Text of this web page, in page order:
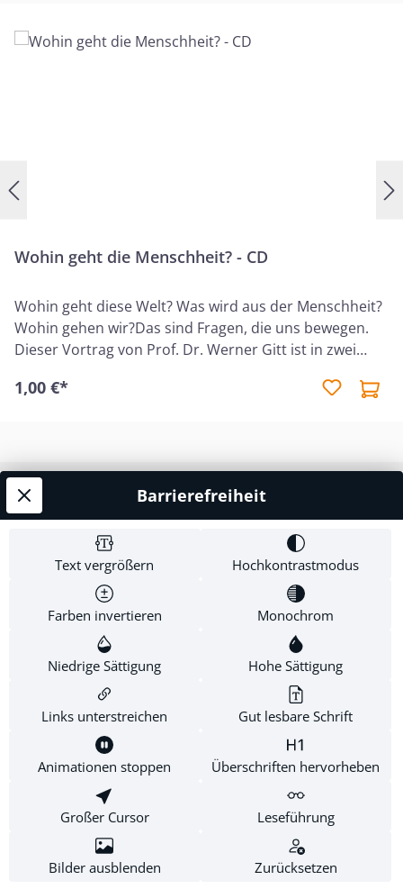
Wohin geht die Menschheit? - CD
Wohin geht diese Welt? Was wird aus der Menschheit?
Wohin gehen wir?Das sind Fragen, die uns bewegen.
Dieser Vortrag von Prof. Dr. Werner Gitt ist in zwei
Wissenschaft über unsere Zukunft sagt. Dann zeigt er
Verteil-CD eignet sich hervorragend zum Weitergeben!
Audio-CD in Papphülle, Vortrag, Laufzeit: 70 Minuten.
1,00 €*
Service-Hotline
Shop Service
Informationen
Newsletter
Text vergrößern Hochkontrastmodus
Farben invertieren Monochrom
Niedrige Sättigung Hohe Sättigung
Links unterstreichen Gut lesbare Schrift
Animationen stoppen Überschriften hervorheben
Großer Cursor Leseführung
Bilder ausblenden Zurücksetzen
Barrierefreiheit
Diese Website verwendet Cookies, um eine bestmögliche
Erfahrung bieten zu können.
Nur technisch notwendige
Konfigurieren
Alle Cookies akzeptieren